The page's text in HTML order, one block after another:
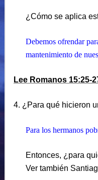
¿Cómo se aplica
Debemos ofrendar
mantenimiento de
Lee Romanos 15:25-
4. ¿Para qué hicieron
Para los hermanos
Entonces, ¿para
Ver también